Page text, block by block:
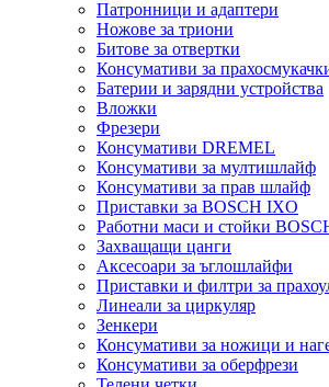
Патронници и адаптери
Ножове за триони
Битове за отвертки
Консумативи за
Батерии и зарядни устройства
Вложки
Фрезери
Консумативи DREMEL
Консумативи за мултишлайф
Консумативи за прав шлайф
Приставки за BOSCH IXO
Работни маси и стойки
Захващащи цанги
Аксесоари за ъглошлайфи
Приставки и филтри за
Линеали за циркуляр
Зенкери
Консумативи за ножици и
Консумативи за оберфрези